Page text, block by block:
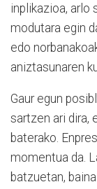
inplikazioa, arlo
modutara egin
edo
aniztasunaren
Gaur egun
sartzen ari dira,
baterako.
momentua da.
batzuetan,